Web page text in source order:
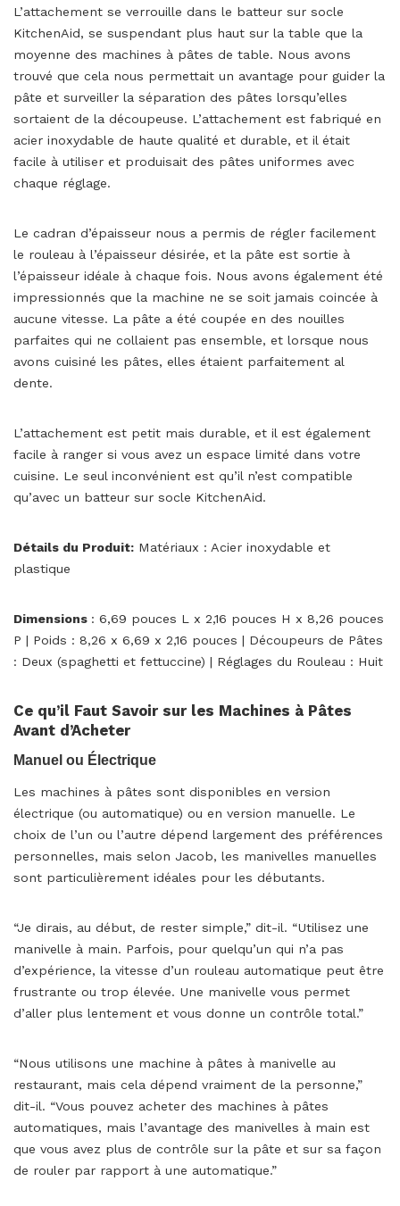
L’attachement se verrouille dans le batteur sur socle
KitchenAid, se suspendant plus haut sur la table que la
moyenne des machines à pâtes de table. Nous avons
trouvé que cela nous permettait un avantage pour guider la
pâte et surveiller la séparation des pâtes lorsqu’elles
sortaient de la découpeuse. L’attachement est fabriqué en
acier inoxydable de haute qualité et durable, et il était
facile à utiliser et produisait des pâtes uniformes avec
chaque réglage.
Le cadran d’épaisseur nous a permis de régler facilement
le rouleau à l’épaisseur désirée, et la pâte est sortie à
l’épaisseur idéale à chaque fois. Nous avons également été
impressionnés que la machine ne se soit jamais coincée à
aucune vitesse. La pâte a été coupée en des nouilles
parfaites qui ne collaient pas ensemble, et lorsque nous
avons cuisiné les pâtes, elles étaient parfaitement al
dente.
L’attachement est petit mais durable, et il est également
facile à ranger si vous avez un espace limité dans votre
cuisine. Le seul inconvénient est qu’il n’est compatible
qu’avec un batteur sur socle KitchenAid.
Détails du Produit: Matériaux : Acier inoxydable et
plastique
Dimensions : 6,69 pouces L x 2,16 pouces H x 8,26 pouces
P | Poids : 8,26 x 6,69 x 2,16 pouces | Découpeurs de Pâtes
: Deux (spaghetti et fettuccine) | Réglages du Rouleau : Huit
Ce qu’il Faut Savoir sur les Machines à Pâtes
Avant d’Acheter
Manuel ou Électrique
Les machines à pâtes sont disponibles en version
électrique (ou automatique) ou en version manuelle. Le
choix de l’un ou l’autre dépend largement des préférences
personnelles, mais selon Jacob, les manivelles manuelles
sont particulièrement idéales pour les débutants.
“Je dirais, au début, de rester simple,” dit-il. “Utilisez une
manivelle à main. Parfois, pour quelqu’un qui n’a pas
d’expérience, la vitesse d’un rouleau automatique peut être
frustrante ou trop élevée. Une manivelle vous permet
d’aller plus lentement et vous donne un contrôle total.”
“Nous utilisons une machine à pâtes à manivelle au
restaurant, mais cela dépend vraiment de la personne,”
dit-il. “Vous pouvez acheter des machines à pâtes
automatiques, mais l’avantage des manivelles à main est
que vous avez plus de contrôle sur la pâte et sur sa façon
de rouler par rapport à une automatique.”